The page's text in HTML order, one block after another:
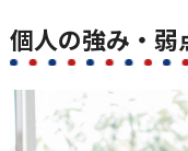
個人の強み・